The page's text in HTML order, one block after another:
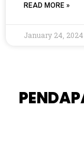
READ MORE »
January 24, 2024